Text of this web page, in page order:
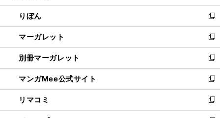
開
く
ウ
で
開
く
ン
ド
ウ
で
開
く
ウ
ィ
ン
ド
ウ
で
開
く
りぼん
新
し
い
ウ
ィ
ン
ド
ウ
で
開
マーガレット
新
し
い
ウ
ィ
ン
ド
ウ
別冊マーガレット
新
し
い
ウ
ィ
ン
マンガMee公式サイト
新
し
い
ウ
リマコミ
新
し